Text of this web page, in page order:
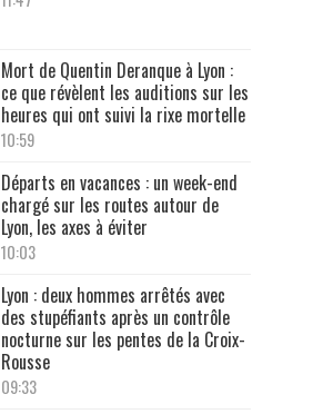
Mort de Quentin Deranque à Lyon :
ce que révèlent les auditions sur les
heures qui ont suivi la rixe mortelle
10:59
Départs en vacances : un week-end
chargé sur les routes autour de
Lyon, les axes à éviter
10:03
Lyon : deux hommes arrêtés avec
des stupéfiants après un contrôle
nocturne sur les pentes de la Croix-
Rousse
09:33